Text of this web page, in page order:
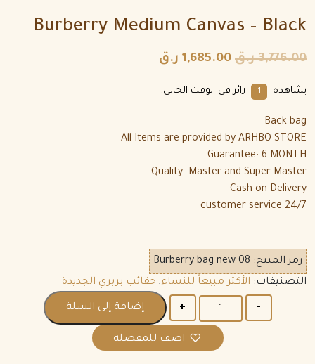
Burberry Medium Canvas – Black
3,776.00 ر.ق 1,685.00 ر.ق
يشاهده 1 زائر فى الوقت الحالي.
Back bag
All Items are provided by ARHBO STORE
Guarantee: 6 MONTH
Quality: Master and Super Master
Cash on Delivery
24/7 customer service
رمز المنتج: Burberry bag new 08
التصنيفات: الأكثر مبيعاً للنساء, حقائب بربري الجديدة
إضافة إلى السلة
اضف للمفضلة